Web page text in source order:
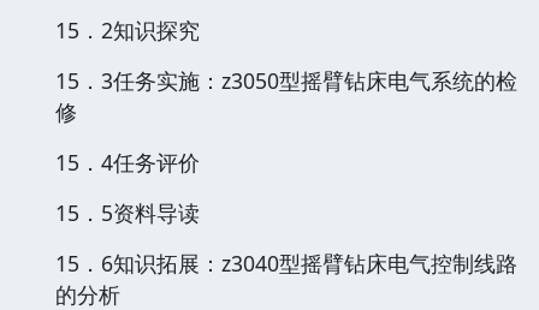
15．2知识探究
15．3任务实施：z3050型摇臂钻床电气系统的检
修
15．4任务评价
15．5资料导读
15．6知识拓展：z3040型摇臂钻床电气控制线路
的分析